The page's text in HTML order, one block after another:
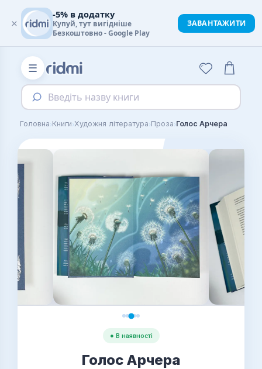
☰
Введіть назву книги
Головна›Книги›Художня література›Проза›Голос Арчера
● В наявності
Голос Арчера
×
-5% в додатку
Купуй, тут вигідніше
Безкоштовно - Google Play
ЗАВАНТАЖИТИ